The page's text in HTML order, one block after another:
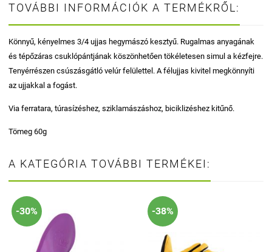
TOVÁBBI INFORMÁCIÓK A TERMÉKRŐL:
Könnyű, kényelmes 3/4 ujjas hegymászó kesztyű. Rugalmas anyagának
és tépőzáras csuklópántjának köszönhetően tökéletesen simul a kézfejre.
Tenyérrészen csúszásgátló velúr felülettel. A félujjas kivitel megkönnyíti
az ujjakkal a fogást.
Via ferratara, túrasízéshez, sziklamászáshoz, biciklizéshez kitűnő.
Tömeg 60g
A KATEGÓRIA TOVÁBBI TERMÉKEI:
-30% -38%